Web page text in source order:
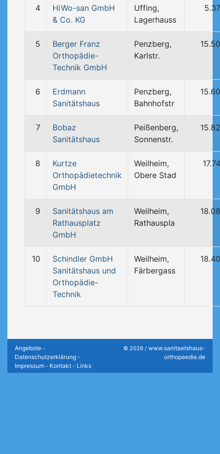
4
HiWo-san GmbH
& Co. KG
Uffing,
Lagerhauss
5
Berger Franz
Orthopädie-
Technik GmbH
Penzberg,
Karlstr.
6
Erdmann
Sanitätshaus
Penzberg,
Bahnhofstr
7
Bobaz
Sanitätshaus
Peißenberg,
Sonnenstr.
8
Kurtze
Orthopädietechnik
GmbH
Weilheim,
Obere Stad
9
Sanitätshaus am
Rathausplatz
GmbH
Weilheim,
Rathauspla
10
Schindler GmbH
Sanitätshaus und
Orthopädie-
Technik
Weilheim,
Färbergass
Angebote -
Datenschutzerklärung -
Impressum - Kontakt - Links
© 2026 / www.sanitaetshaus-
orthopaedie.de